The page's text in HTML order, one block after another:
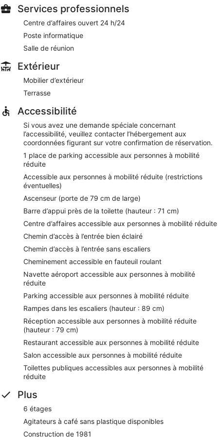
Services professionnels
Centre d’affaires ouvert 24 h/24
Poste informatique
Salle de réunion
Extérieur
Mobilier d’extérieur
Terrasse
Accessibilité
Si vous avez une demande spéciale concernant
l’accessibilité, veuillez contacter l’hébergement aux
coordonnées figurant sur votre confirmation de réservation.
1 place de parking accessible aux personnes à mobilité
réduite
Accessible aux personnes à mobilité réduite (restrictions
éventuelles)
Ascenseur (porte de 79 cm de large)
Barre d’appui près de la toilette (hauteur : 71 cm)
Centre d’affaires accessible aux personnes à mobilité réduite
Chemin d’accès à l’entrée bien éclairé
Chemin d’accès à l’entrée sans escaliers
Cheminement accessible en fauteuil roulant
Navette aéroport accessible aux personnes à mobilité
réduite
Parking accessible aux personnes à mobilité réduite
Rampes dans les escaliers (hauteur : 89 cm)
Réception accessible aux personnes à mobilité réduite
(hauteur : 79 cm)
Restaurant accessible aux personnes à mobilité réduite
Salon accessible aux personnes à mobilité réduite
Toilettes publiques accessibles aux personnes à mobilité
réduite
Plus
6 étages
Agitateurs à café sans plastique disponibles
Construction de 1981